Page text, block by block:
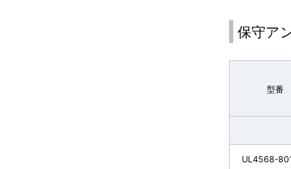
保守ア
型番
UL4568-